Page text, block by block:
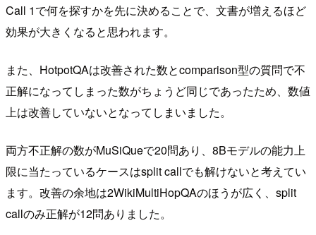
Call 1で何を探すかを先に決めることで、文書が増えるほど
効果が大きくなると思われます。
また、HotpotQAは改善された数とcomparison型の質問で不
正解になってしまった数がちょうど同じであったため、数値
上は改善していないとなってしまいました。
両方不正解の数がMuSiQueで20問あり、8Bモデルの能力上
限に当たっているケースはsplit callでも解けないと考えてい
ます。改善の余地は2WikiMultiHopQAのほうが広く、split
callのみ正解が12問ありました。